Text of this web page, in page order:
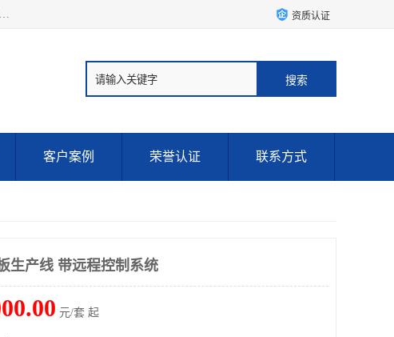
艾斯曼(张家港)技术工程设备有限公司主营业务：一次性可降解餐盒设备、PET片材机设备、平双改性造粒生产线设备、PVC合成树脂瓦设备、PP中空建筑模板设备、PVC管材设备等。成立至今，在国内我们的产品已经销售到全国所有省份，拥有多家客户，在国外产品出口到五十多个国家和地区。 资质认证
客户案例 荣誉认证 联系方式
生产线 带远程控制系统
元/套 起